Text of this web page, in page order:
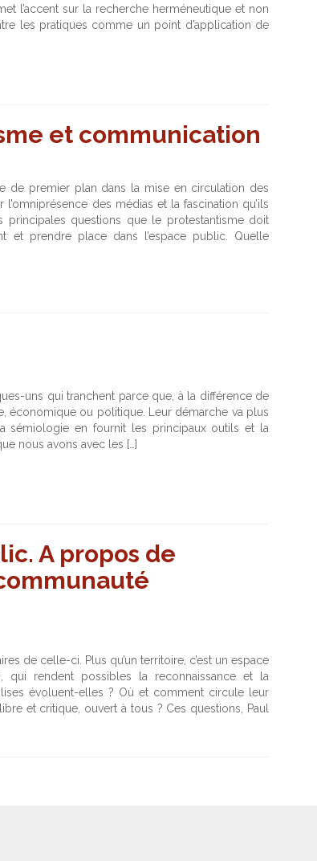
l’accent sur la recherche herméneutique et non
les pratiques comme un point d’application de
et communication
de premier plan dans la mise en circulation des
des médias et la fascination qu’ils
principales questions que le protestantisme doit
et prendre place dans l’espace public. Quelle
uns qui tranchent parce que, à la différence de
économique ou politique. Leur démarche va plus
sémiologie en fournit les principaux outils et la
nous avons avec les […]
A propos de
de celle-ci. Plus qu’un territoire, c’est un espace
rendent possibles la reconnaissance et la
évoluent-elles ? Où et comment circule leur
et critique, ouvert à tous ? Ces questions, Paul